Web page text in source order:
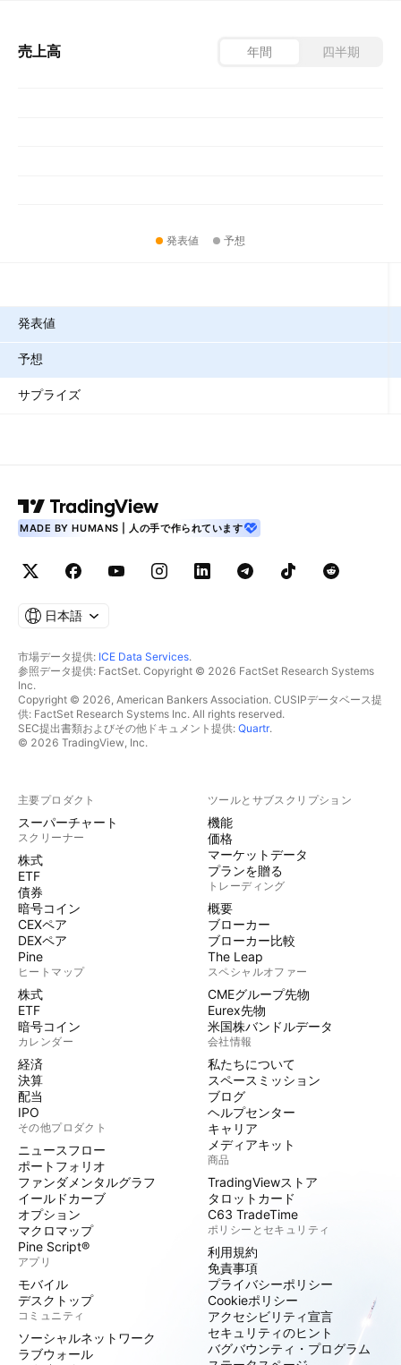
売上高 年間 四半期
発表値 予想
発表値
予想
サプライズ
MADE BY HUMANS | 人の手で作られています
日本語
市場データ提供: ICE Data Services.
参照データ提供: FactSet. Copyright © 2026 FactSet Research Systems
Inc.
Copyright © 2026, American Bankers Association. CUSIPデータベース提
供: FactSet Research Systems Inc. All rights reserved.
SEC提出書類およびその他ドキュメント提供: Quartr.
© 2026 TradingView, Inc.
主要プロダクト
スーパーチャート
スクリーナー
株式
ETF
債券
暗号コイン
CEXペア
DEXペア
Pine
ヒートマップ
株式
ETF
暗号コイン
カレンダー
経済
決算
配当
IPO
その他プロダクト
ニュースフロー
ポートフォリオ
ファンダメンタルグラフ
イールドカーブ
オプション
マクロマップ
Pine Script®
アプリ
モバイル
デスクトップ
コミュニティ
ソーシャルネットワーク
ラブウォール
ツールとサブスクリプション
機能
価格
マーケットデータ
プランを贈る
トレーディング
概要
ブローカー
ブローカー比較
The Leap
スペシャルオファー
CMEグループ先物
Eurex先物
米国株バンドルデータ
会社情報
私たちについて
スペースミッション
ブログ
ヘルプセンター
キャリア
メディアキット
商品
TradingViewストア
タロットカード
C63 TradeTime
ポリシーとセキュリティ
利用規約
免責事項
プライバシーポリシー
Cookieポリシー
アクセシビリティ宣言
セキュリティのヒント
バグバウンティ・プログラム